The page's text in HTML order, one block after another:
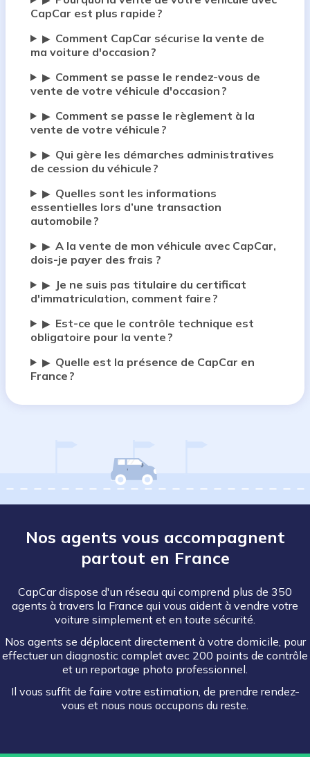
CapCar est plus rapide ?
▶ Comment CapCar sécurise la vente de
ma voiture d'occasion ?
▶ Comment se passe le rendez-vous de
vente de votre véhicule d'occasion ?
▶ Comment se passe le règlement à la
vente de votre véhicule ?
▶ Qui gère les démarches administratives
de cession du véhicule ?
▶ Quelles sont les informations
essentielles lors d’une transaction
automobile ?
▶ A la vente de mon véhicule avec CapCar,
dois-je payer des frais ?
▶
Je ne suis pas titulaire du certificat
d'immatriculation, comment faire ?
▶ Est-ce que le contrôle technique est
obligatoire pour la vente ?
▶ Quelle est la présence de CapCar en
France ?
Nos agents vous accompagnent
partout en France
CapCar dispose d'un réseau qui comprend plus de 350
agents à travers la France qui vous aident à vendre votre
voiture simplement et en toute sécurité.
Nos agents se déplacent directement à votre domicile, pour
effectuer un diagnostic complet avec 200 points de contrôle
et un reportage photo professionnel.
Il vous suffit de faire votre estimation, de prendre rendez-
vous et nous nous occupons du reste.